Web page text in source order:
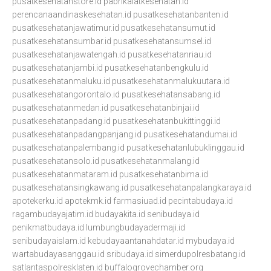
perencanaandinaskesehatan.id pusatkesehatanbanten.id
pusatkesehatanjawatimur.id pusatkesehatansumut.id
pusatkesehatansumbar.id pusatkesehatansumsel.id
pusatkesehatanjawatengah.id pusatkesehatanriau.id
pusatkesehatanjambi.id pusatkesehatanbengkulu.id
pusatkesehatanmaluku.id pusatkesehatanmalukuutara.id
pusatkesehatangorontalo.id pusatkesehatansabang.id
pusatkesehatanmedan.id pusatkesehatanbinjai.id
pusatkesehatanpadang.id pusatkesehatanbukittinggi.id
pusatkesehatanpadangpanjang.id pusatkesehatandumai.id
pusatkesehatanpalembang.id pusatkesehatanlubuklinggau.id
pusatkesehatansolo.id pusatkesehatanmalang.id
pusatkesehatanmataram.id pusatkesehatanbima.id
pusatkesehatansingkawang.id pusatkesehatanpalangkaraya.id
apotekerku.id apotekmk.id farmasiuad.id pecintabudaya.id
ragambudayajatim.id budayakita.id senibudaya.id
penikmatbudaya.id lumbungbudayadermaji.id
senibudayaislam.id kebudayaantanahdatar.id mybudaya.id
wartabudayasanggau.id sribudaya.id simerdupolresbatang.id
satlantaspolresklaten.id buffalogrovechamber.org